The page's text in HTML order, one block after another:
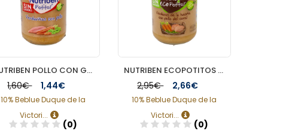
NUTRIBEN POLLO CON GUISANTES Y ZANAHORIAS POTITO 235 G
1,60€ 1,44€
10% Beblue Duque de la
Victori...
(0)
NUTRIBEN ECOPOTITOS VERDURAS DE LA HUERTA CON POLLO DEL CORRAL 235 G
2,95€ 2,66€
10% Beblue Duque de la
Victori...
(0)